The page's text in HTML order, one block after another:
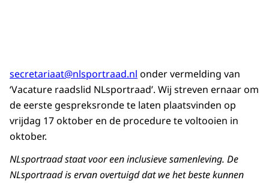
secretariaat@nlsportraad.nl onder vermelding van
‘Vacature raadslid NLsportraad’. Wij streven ernaar om
de eerste gespreksronde te laten plaatsvinden op
vrijdag 17 oktober en de procedure te voltooien in
oktober.
NLsportraad staat voor een inclusieve samenleving. De
NLsportraad is ervan overtuigd dat we het beste kunnen